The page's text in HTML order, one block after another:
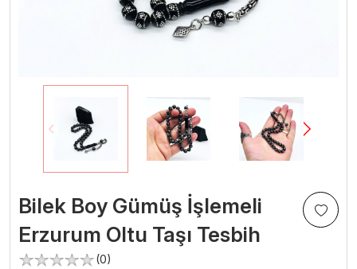
Bilek Boy Gümüş İşlemeli
Erzurum Oltu Taşı Tesbih
(0)